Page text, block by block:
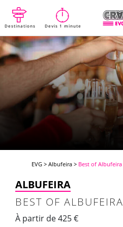
Destinations Devis 1 minute
EVG > Albufeira > Best of Albufeira
ALBUFEIRA
BEST OF ALBUFEIRA
À partir de 425 €